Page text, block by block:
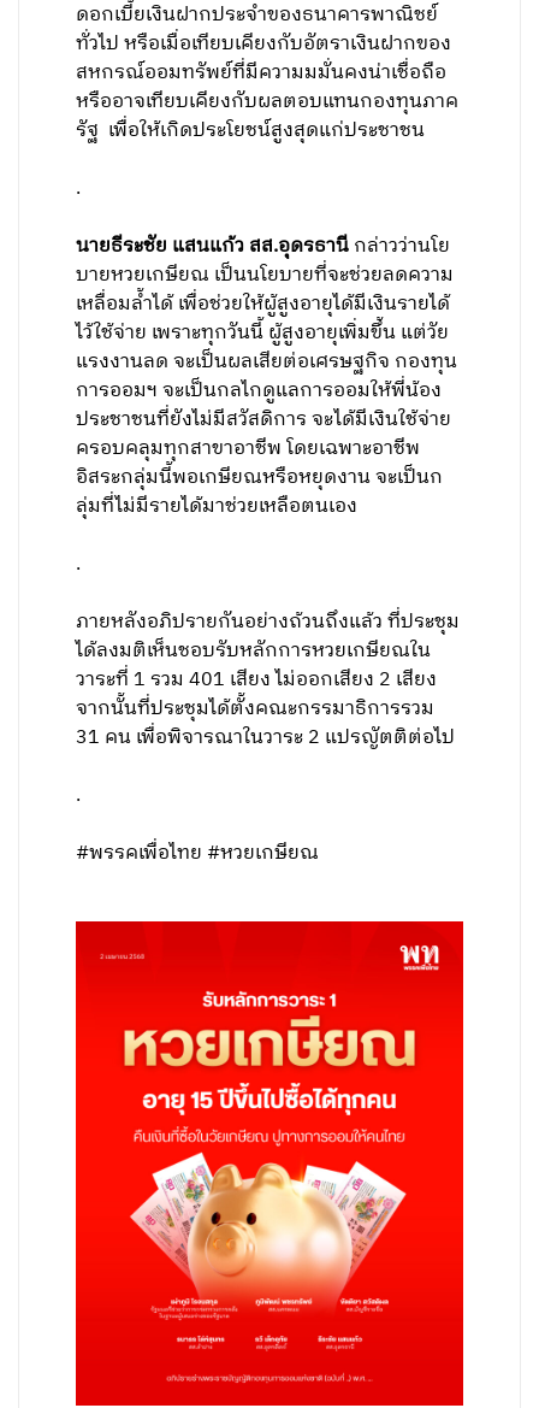
ดอกเบี้ยเงินฝากประจำของธนาคารพาณิชย์
ทั่วไป หรือเมื่อเทียบเคียงกับอัตราเงินฝากของ
สหกรณ์ออมทรัพย์ที่มีความมมั่นคงน่าเชื่อถือ
หรืออาจเทียบเคียงกับผลตอบแทนกองทุนภาค
รัฐ เพื่อให้เกิดประโยชน์สูงสุดแก่ประชาชน
.
นายธีระชัย แสนแก้ว สส.อุดรธานีกล่าวว่านโย
บายหวยเกษียณ เป็นนโยบายที่จะช่วยลดความ
เหลื่อมล้ำได้ เพื่อช่วยให้ผู้สูงอายุได้มีเงินรายได้
ไว้ใช้จ่าย เพราะทุกวันนี้ ผู้สูงอายุเพิ่มขึ้น แต่วัย
แรงงานลด จะเป็นผลเสียต่อเศรษฐกิจ กองทุน
การออมฯ จะเป็นกลไกดูแลการออมให้พี่น้อง
ประชาชนที่ยังไม่มีสวัสดิการ จะได้มีเงินใช้จ่าย
ครอบคลุมทุกสาขาอาชีพ โดยเฉพาะอาชีพ
อิสระกลุ่มนี้พอเกษียณหรือหยุดงาน จะเป็นก
ลุ่มที่ไม่มีรายได้มาช่วยเหลือตนเอง
.
ภายหลังอภิปรายกันอย่างถ้วนถึงแล้ว ที่ประชุม
ได้ลงมติเห็นชอบรับหลักการหวยเกษียณใน
วาระที่ 1 รวม 401 เสียง ไม่ออกเสียง 2 เสียง
จากนั้นที่ประชุมได้ตั้งคณะกรรมาธิการรวม
31 คน เพื่อพิจารณาในวาระ 2 แปรญัตติต่อไป
.
#พรรคเพื่อไทย #หวยเกษียณ